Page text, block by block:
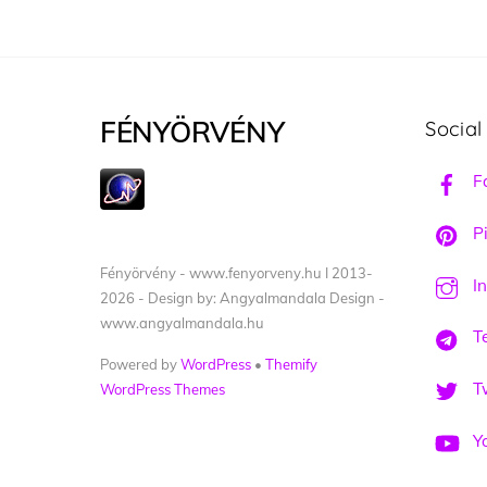
FÉNYÖRVÉNY
Fényörvény - www.fenyorveny.hu I 2013-
2026 - Design by: Angyalmandala Design -
www.angyalmandala.hu
Powered byWordPress • Themify
WordPress Themes
Social